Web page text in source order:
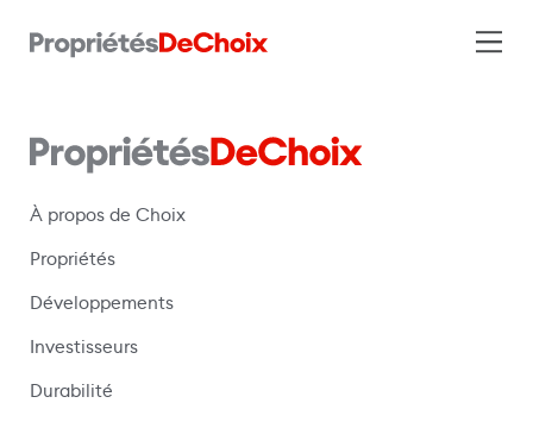
À propos de Choix
Propriétés
Développements
Investisseurs
Durabilité